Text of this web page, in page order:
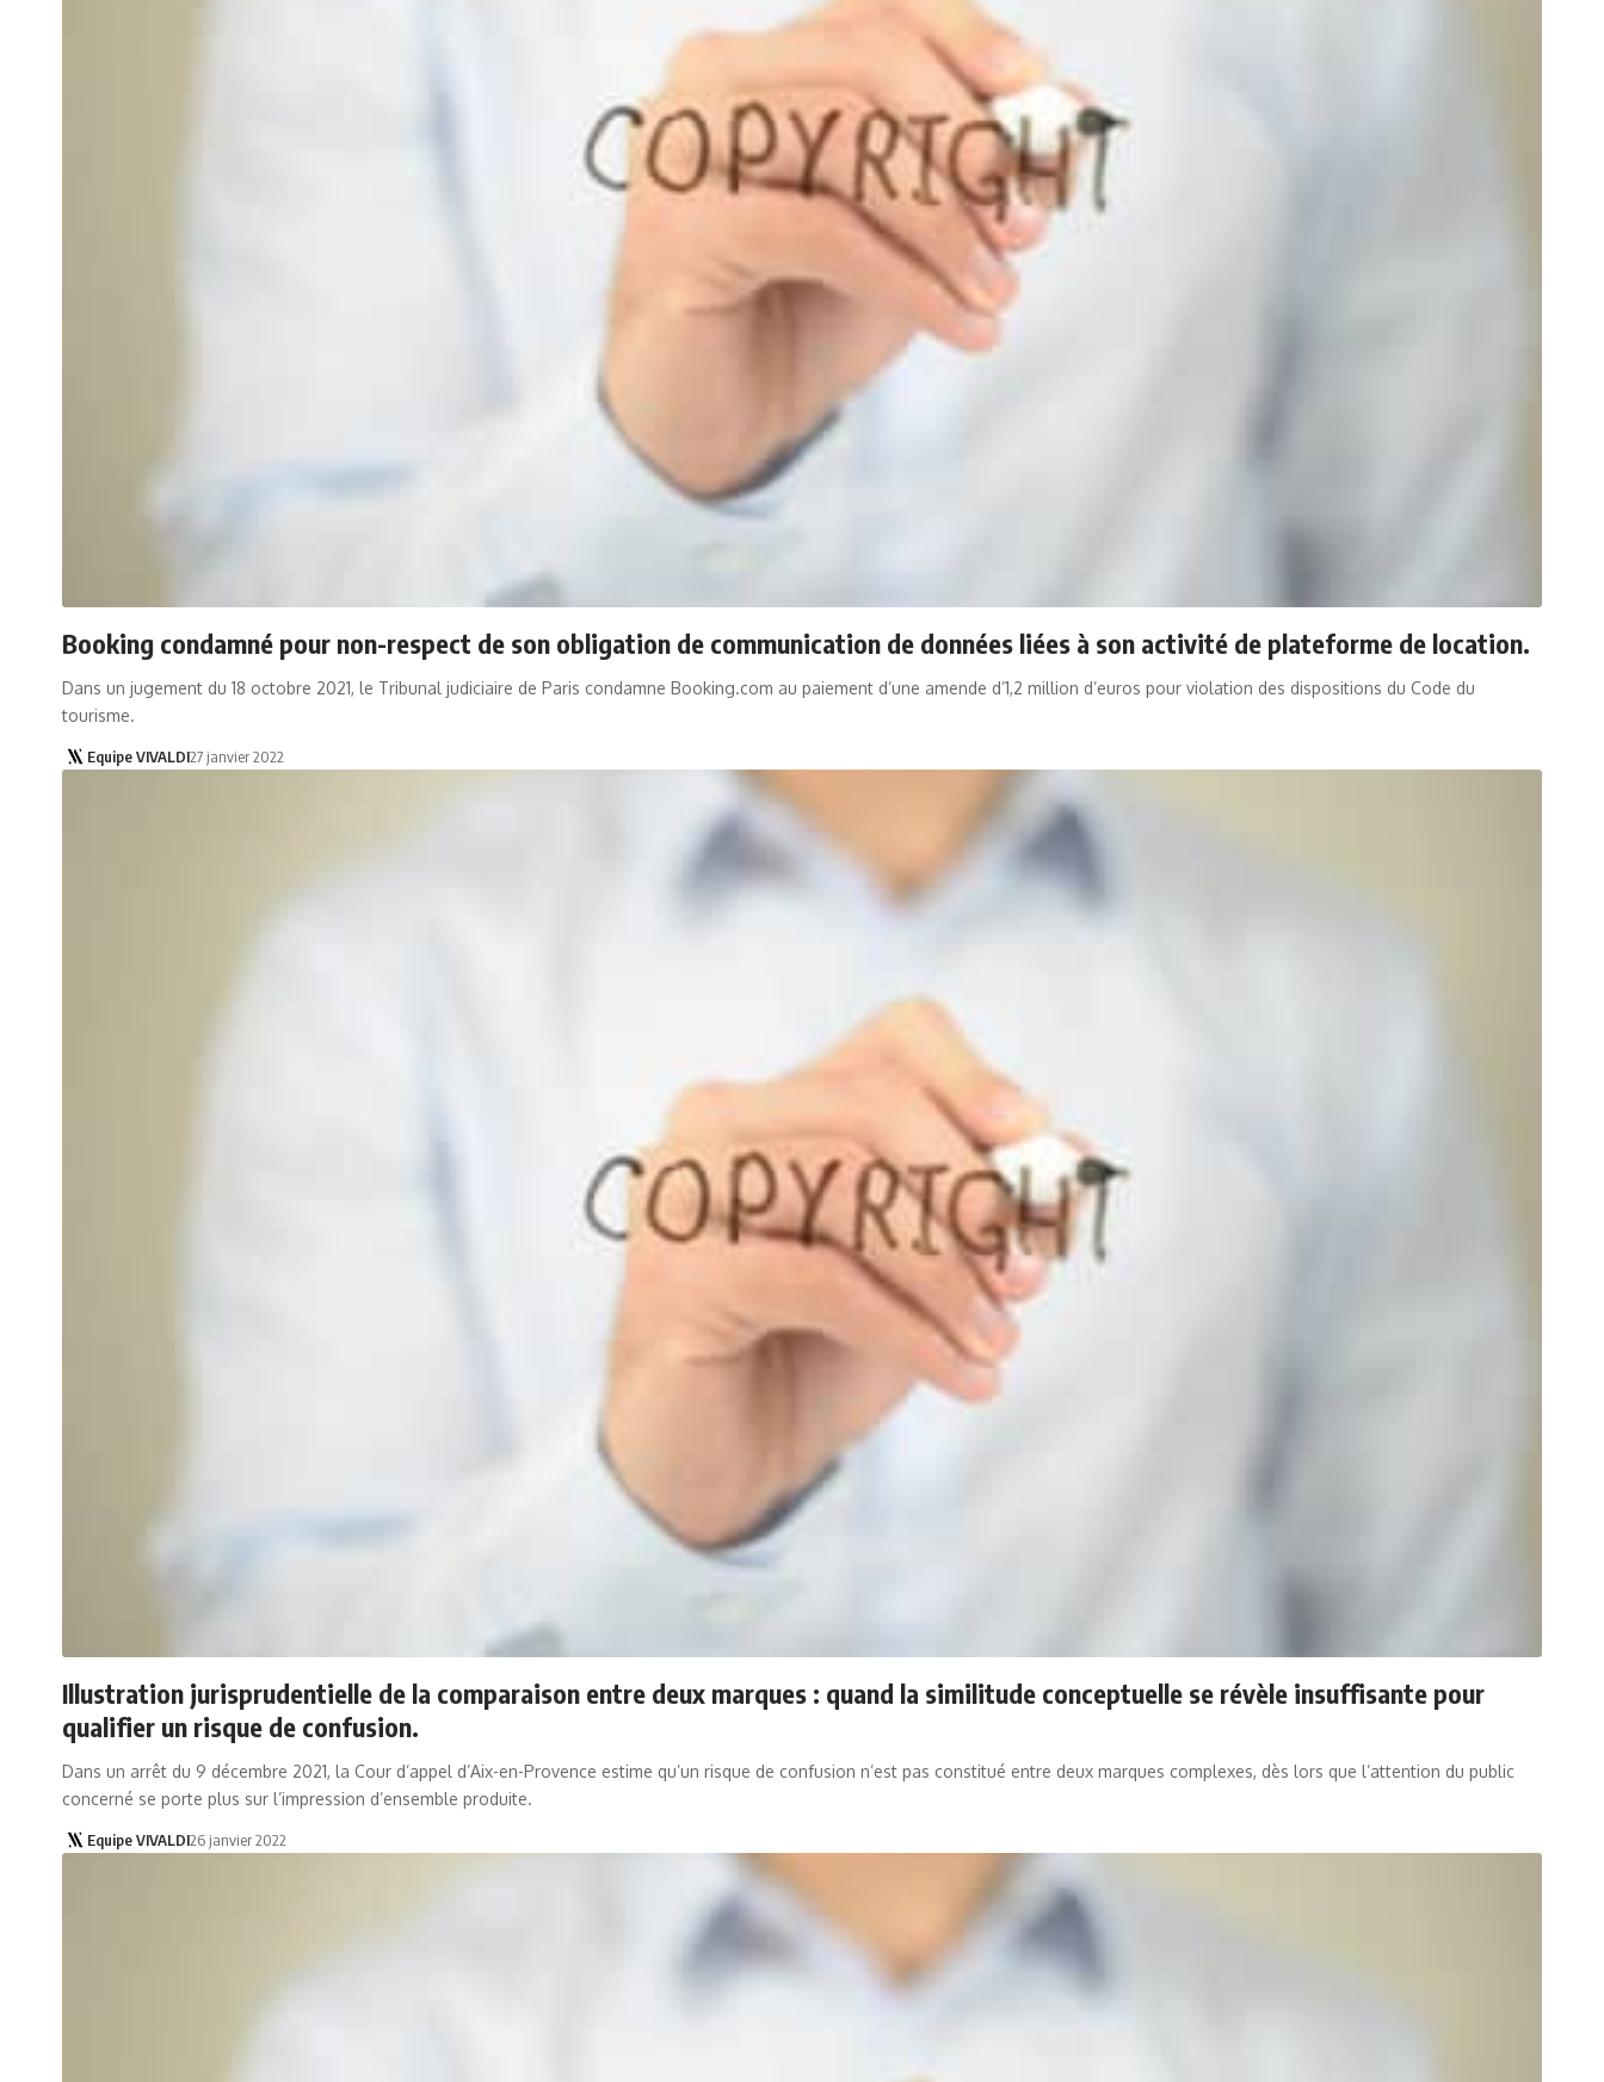
Booking condamné pour non-respect de son obligation de communication de données liées à son activité de plateforme de location.
Dans un jugement du 18 octobre 2021, le Tribunal judiciaire de Paris condamne Booking.com au paiement d’une amende d’1,2 million d’euros pour violation des dispositions du Code du
tourisme.
Equipe VIVALDI27 janvier 2022
Illustration jurisprudentielle de la comparaison entre deux marques : quand la similitude conceptuelle se révèle insuffisante pour
qualifier un risque de confusion.
Dans un arrêt du 9 décembre 2021, la Cour d’appel d’Aix-en-Provence estime qu’un risque de confusion n’est pas constitué entre deux marques complexes, dès lors que l’attention du public
concerné se porte plus sur l’impression d’ensemble produite.
Equipe VIVALDI26 janvier 2022